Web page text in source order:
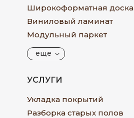
Широкоформатная доска
Виниловый ламинат
Модульный паркет
еще
УСЛУГИ
Укладка покрытий
Разборка старых полов